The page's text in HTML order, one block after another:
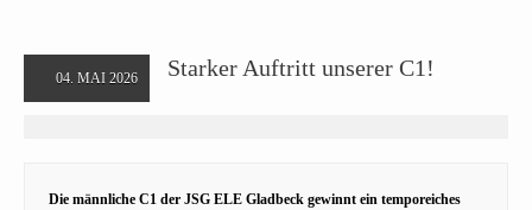
04. MAI 2026 Starker Auftritt unserer C1!
Die männliche C1 der JSG ELE Gladbeck gewinnt ein temporeiches